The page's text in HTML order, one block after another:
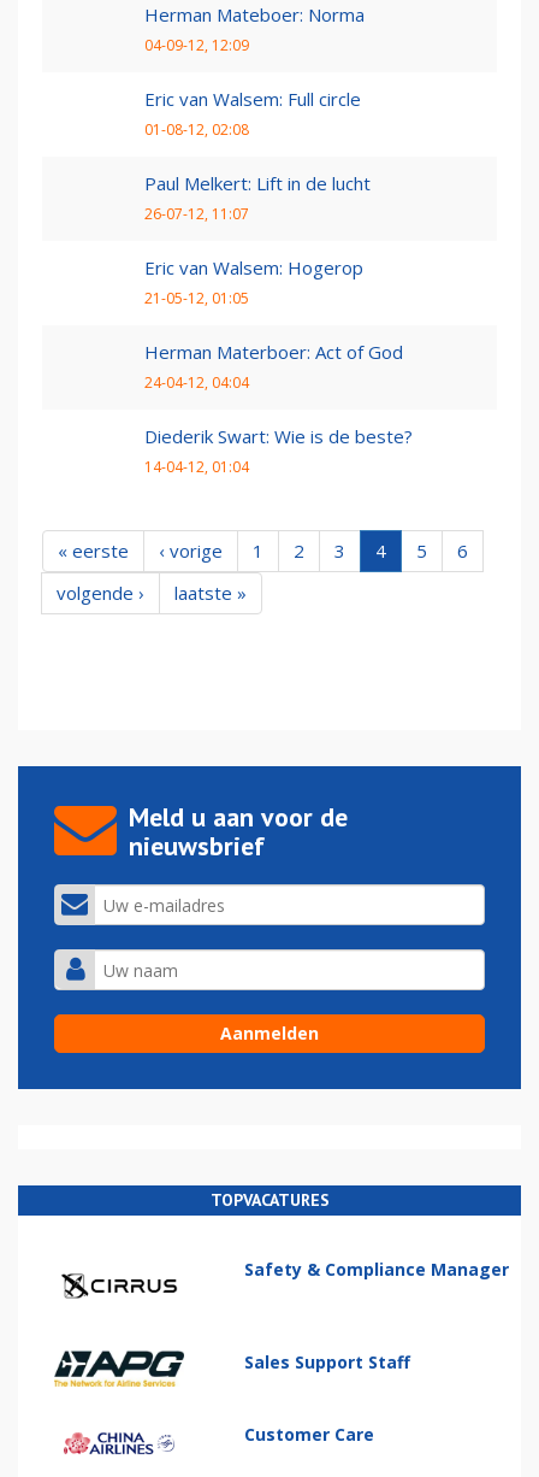
Herman Mateboer: Norma
04-09-12, 12:09
Eric van Walsem: Full circle
01-08-12, 02:08
Paul Melkert: Lift in de lucht
26-07-12, 11:07
Eric van Walsem: Hogerop
21-05-12, 01:05
Herman Materboer: Act of God
24-04-12, 04:04
Diederik Swart: Wie is de beste?
14-04-12, 01:04
« eerste ‹ vorige 1 2 3 4 5
6
volgende ›
laatste »
Meld u aan voor de
nieuwsbrief
TOPVACATURES
Safety & Compliance Manager
Sales Support Staff
Customer Care